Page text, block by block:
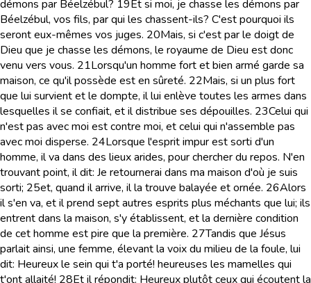
démons par Béelzébul? 19Et si moi, je chasse les démons par
Béelzébul, vos fils, par qui les chassent-ils? C'est pourquoi ils
seront eux-mêmes vos juges. 20Mais, si c'est par le doigt de
Dieu que je chasse les démons, le royaume de Dieu est donc
venu vers vous. 21Lorsqu'un homme fort et bien armé garde sa
maison, ce qu'il possède est en sûreté. 22Mais, si un plus fort
que lui survient et le dompte, il lui enlève toutes les armes dans
lesquelles il se confiait, et il distribue ses dépouilles. 23Celui qui
n'est pas avec moi est contre moi, et celui qui n'assemble pas
avec moi disperse. 24Lorsque l'esprit impur est sorti d'un
homme, il va dans des lieux arides, pour chercher du repos. N'en
trouvant point, il dit: Je retournerai dans ma maison d'où je suis
sorti; 25et, quand il arrive, il la trouve balayée et ornée. 26Alors
il s'en va, et il prend sept autres esprits plus méchants que lui; ils
entrent dans la maison, s'y établissent, et la dernière condition
de cet homme est pire que la première. 27Tandis que Jésus
parlait ainsi, une femme, élevant la voix du milieu de la foule, lui
dit: Heureux le sein qui t'a porté! heureuses les mamelles qui
t'ont allaité! 28Et il répondit: Heureux plutôt ceux qui écoutent la